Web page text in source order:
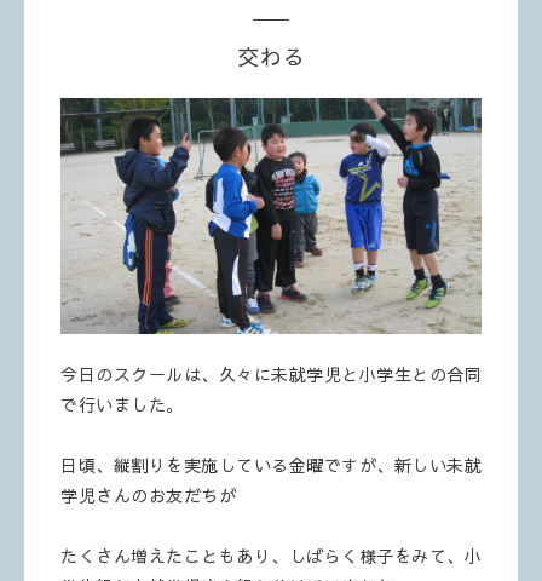
交わる
今日のスクールは、久々に未就学児と小学生との合同
で行いました。
日頃、縦割りを実施している金曜ですが、新しい未就
学児さんのお友だちが
たくさん増えたこともあり、しばらく様子をみて、小